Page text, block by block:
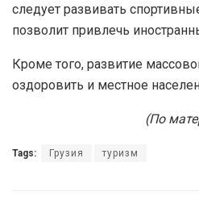
следует развивать
позволит привлечь
Кроме того, развитие
оздоровить и местное
(По
Tags: Грузия туризм